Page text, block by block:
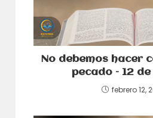
No debemos hacer
pecado – 12
febrero 12,